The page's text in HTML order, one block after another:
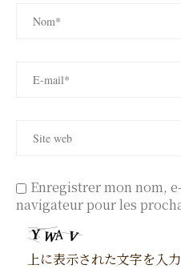
Enregistrer mon nom,
navigateur pour les
上に表示された文字を入